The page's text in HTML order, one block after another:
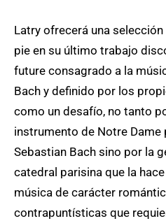
Latry ofrecerá una
pie en su último trabajo
future consagrado a la
Bach y definido por los
como un desafío, no tanto
instrumento de Notre Dame
Sebastian Bach sino por la
catedral parisina que la
música de carácter
contrapuntísticas que